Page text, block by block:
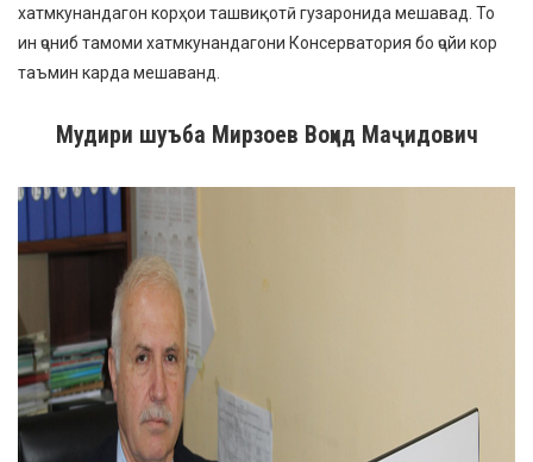
хатмкунандагон корҳои ташвиқотӣ гузаронида мешавад. То
ин ҷониб тамоми хатмкунандагони Консерватория бо ҷойи кор
таъмин карда мешаванд.
Мудири шуъба Мирзоев Воҳид Маҷидович